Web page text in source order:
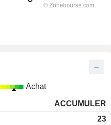
Achat
ACCUMULER
23